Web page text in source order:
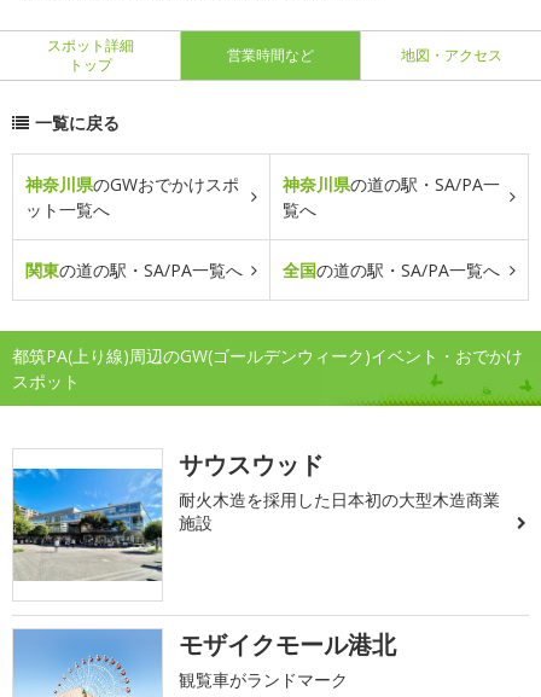
スポット詳細
トップ
営業時間など 地図・アクセス
一覧に戻る
神奈川県のGWおでかけスポ
ット一覧へ
神奈川県の道の駅・SA/PA一
覧へ
関東の道の駅・SA/PA一覧へ 全国の道の駅・SA/PA一覧へ
都筑PA(上り線)周辺のGW(ゴールデンウィーク)イベント・おでかけ
スポット
サウスウッド
耐火木造を採用した日本初の大型木造商業
施設
モザイクモール港北
観覧車がランドマーク